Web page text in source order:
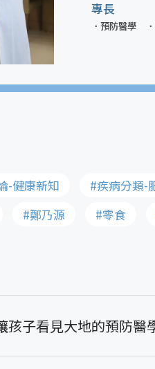
專長
預防醫學
-健康新知 #疾病分類-
#鄭乃源 #零食
孩子看見大地的預防醫